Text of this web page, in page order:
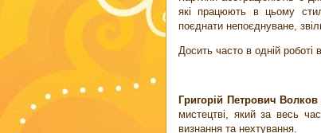
які працюють в цьому
поєднати непоєднуване,
Досить часто в одній роботі
Григорій Петрович Волков
мистецтві, який за весь
визнання та нехтування.